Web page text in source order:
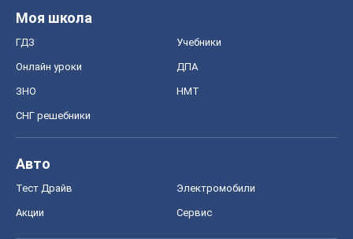
Моя школа
ГДЗ Учебники
Онлайн уроки ДПА
ЗНО НМТ
СНГ решебники
Авто
Тест Драйв Электромобили
Акции Сервис